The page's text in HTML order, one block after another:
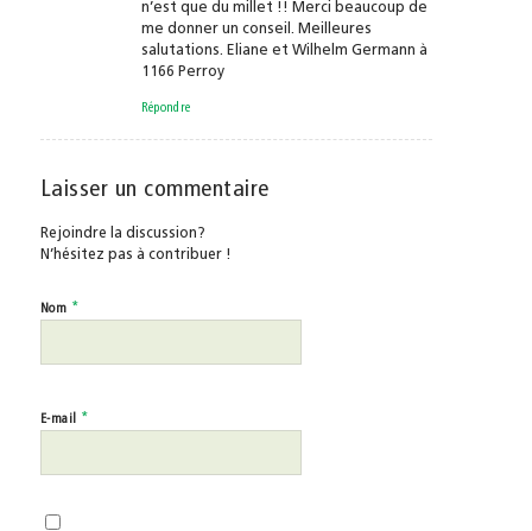
n’est que du millet !! Merci beaucoup de
me donner un conseil. Meilleures
salutations. Eliane et Wilhelm Germann à
1166 Perroy
Répondre
Laisser un commentaire
Rejoindre la discussion?
N’hésitez pas à contribuer !
Nom *
E-mail *